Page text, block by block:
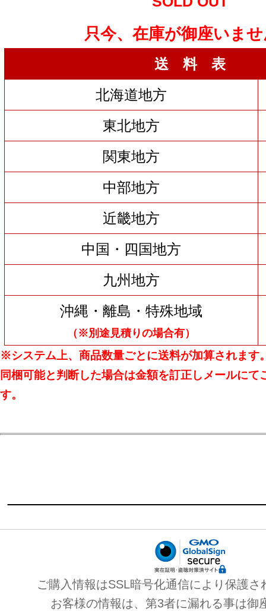
只今、在庫が御座いま
送 料 表
北海道地方
東北地方
関東地方
中部地方
近畿地方
中国・四国地方
九州地方
沖縄・離島・特殊地域
（※別途見積りの場合有）
※システム上、商品数量ごとに送料が加算されます
同梱可能と判断した場合は金額を訂正しメールにて
す。
ご購入情報はSSL暗号化通信により保護さ
お客様の情報は、第3者に漏れる事は御